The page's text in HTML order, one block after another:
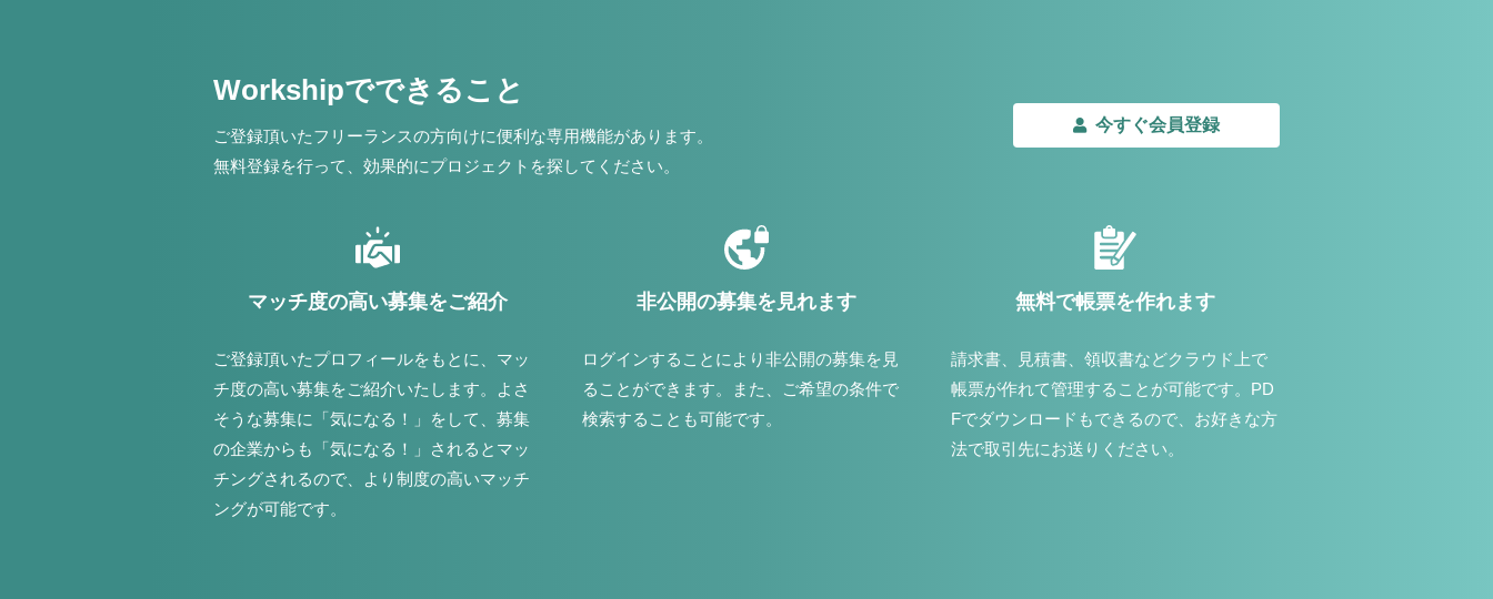
Workshipでできること
ご登録頂いたフリーランスの方向けに便利な専用機能があります。
無料登録を行って、効果的にプロジェクトを探してください。
今すぐ会員登録
マッチ度の高い募集をご紹介
ご登録頂いたプロフィールをもとに、マッ
チ度の高い募集をご紹介いたします。よさ
そうな募集に「気になる！」をして、募集
の企業からも「気になる！」されるとマッ
チングされるので、より制度の高いマッチ
ングが可能です。
非公開の募集を見れます
ログインすることにより非公開の募集を見
ることができます。また、ご希望の条件で
検索することも可能です。
無料で帳票を作れます
請求書、見積書、領収書などクラウド上で
帳票が作れて管理することが可能です。PD
Fでダウンロードもできるので、お好きな方
法で取引先にお送りください。